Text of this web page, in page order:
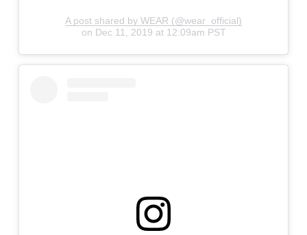
A post shared by WEAR (@wear_official)
on Dec 11, 2019 at 12:09am PST